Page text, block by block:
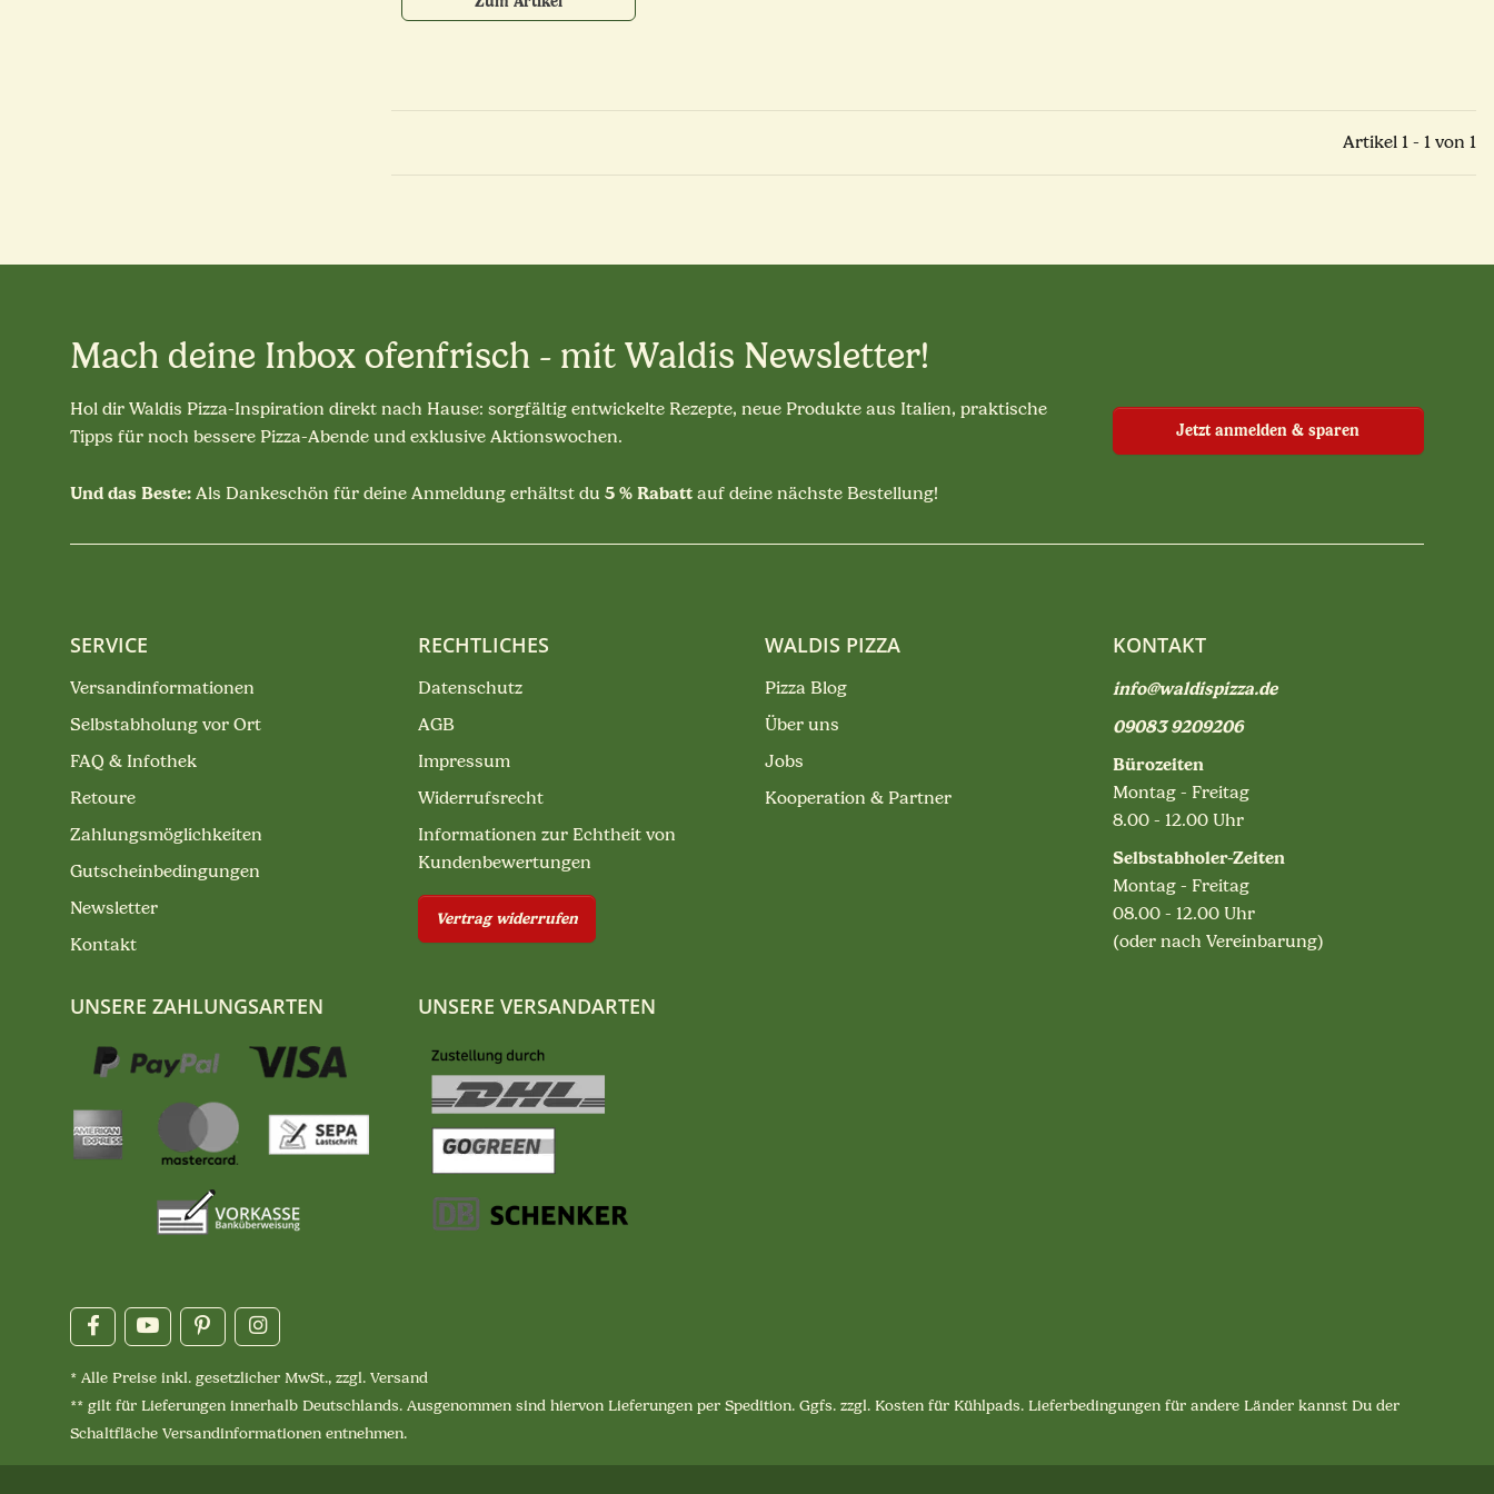
Artikel 1 - 1 von 1
Mach deine Inbox ofenfrisch - mit Waldis Newsletter!
Hol dir Waldis Pizza-Inspiration direkt nach Hause: sorgfältig entwickelte Rezepte, neue Produkte aus Italien, praktische
Tipps für noch bessere Pizza-Abende und exklusive Aktionswochen.
Und das Beste: Als Dankeschön für deine Anmeldung erhältst du 5 % Rabatt auf deine nächste Bestellung!
Jetzt anmelden & sparen
SERVICE
Versandinformationen
Selbstabholung vor Ort
FAQ & Infothek
Retoure
Zahlungsmöglichkeiten
Gutscheinbedingungen
Newsletter
Kontakt
RECHTLICHES
Datenschutz
AGB
Impressum
Widerrufsrecht
Informationen zur Echtheit von
Kundenbewertungen
Vertrag widerrufen
WALDIS PIZZA
Pizza Blog
Über uns
Jobs
Kooperation & Partner
KONTAKT
info@waldispizza.de
09083 9209206
Bürozeiten
Montag - Freitag
8.00 - 12.00 Uhr
Selbstabholer-Zeiten
Montag - Freitag
08.00 - 12.00 Uhr
(oder nach Vereinbarung)
UNSERE ZAHLUNGSARTEN UNSERE VERSANDARTEN
* Alle Preise inkl. gesetzlicher MwSt., zzgl. Versand
** gilt für Lieferungen innerhalb Deutschlands. Ausgenommen sind hiervon Lieferungen per Spedition. Ggfs. zzgl. Kosten für Kühlpads. Lieferbedingungen für andere Länder kannst Du der
Schaltfläche Versandinformationen entnehmen.